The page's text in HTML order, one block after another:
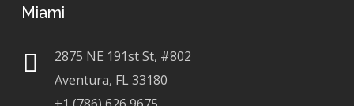
Miami
2875 NE 191st St, #802
Aventura, FL 33180